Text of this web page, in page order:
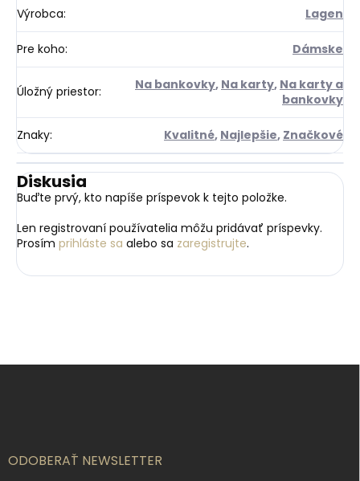
Výrobca: Lagen
Pre koho: Dámske
Úložný priestor: Na bankovky, Na karty, Na karty a
bankovky
Znaky: Kvalitné, Najlepšie, Značkové
Diskusia
Buďte prvý, kto napíše príspevok k tejto položke.
Len registrovaní používatelia môžu pridávať príspevky.
Prosím prihláste sa alebo sa zaregistrujte.
ODOBERAŤ NEWSLETTER